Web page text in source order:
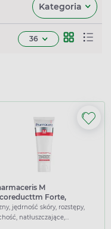
Kategoria
36
M
Forte,
zmniejszający
rozstępy i blizny
jędrność skóry, rozstępy,
natłuszczające,